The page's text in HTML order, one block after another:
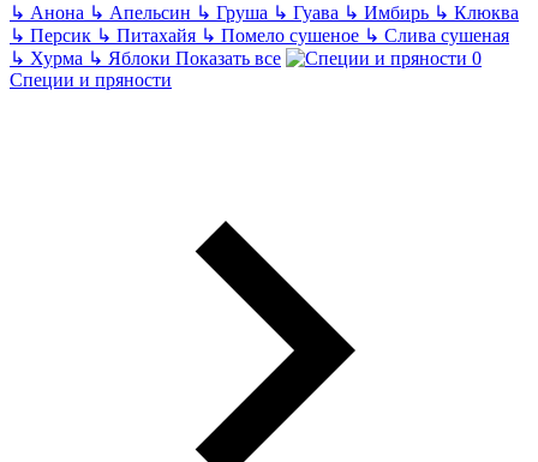
↳ Анона ↳ Апельсин ↳ Груша ↳ Гуава ↳ Имбирь ↳ Клюква
↳ Персик ↳ Питахайя ↳ Помело сушеное ↳ Слива сушеная
↳ Хурма ↳ Яблоки Показать все
Специи и пряности